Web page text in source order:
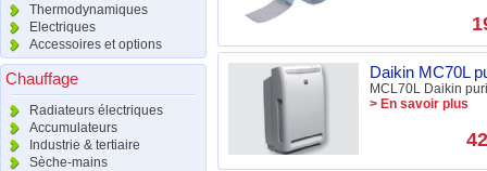
Thermodynamiques
Electriques
Accessoires et options
Chauffage
Radiateurs électriques
Accumulateurs
Industrie & tertiaire
Sèche-mains
Daikin MC70L
MCL70L Daikin
> En savoir plus